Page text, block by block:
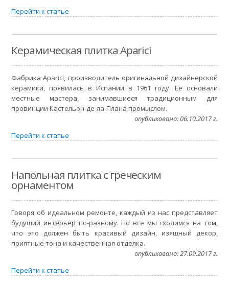
Перейти к статье
Керамическая плитка Aparici
Фабрика Aparici, производитель оригинальной дизайнерской
керамики, появилась в Испании в 1961 году. Её основали
местные мастера, занимавшиеся традиционным для
провинции Кастельон-де-ла-Плана промыслом.
опубликовано: 06.10.2017 г.
Перейти к статье
Напольная плитка с греческим
орнаментом
Говоря об идеальном ремонте, каждый из нас представляет
будущий интерьер по-разному. Но все мы сходимся на том,
что это должен быть красивый дизайн, изящный декор,
приятные тона и качественная отделка.
опубликовано: 27.09.2017 г.
Перейти к статье